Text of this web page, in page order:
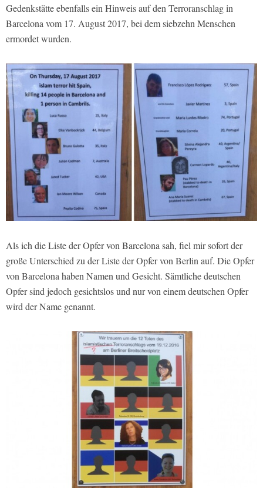
Gedenkstätte ebenfalls ein Hinweis auf den Terroranschlag in
Barcelona vom 17. August 2017, bei dem siebzehn Menschen
ermordet wurden.
Als ich die Liste der Opfer von Barcelona sah, fiel mir sofort der
große Unterschied zu der Liste der Opfer von Berlin auf. Die Opfer
von Barcelona haben Namen und Gesicht. Sämtliche deutschen
Opfer sind jedoch gesichtslos und nur von einem deutschen Opfer
wird der Name genannt.